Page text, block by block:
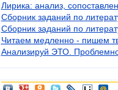
Лирика: анализ,
Сборник заданий по
Сборник заданий по
Читаем медленно - пишем
Анализируй ЭТО.